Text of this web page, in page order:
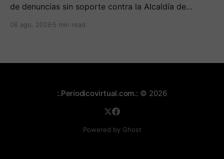
de denuncias sin soporte contra la Alcaldía de
revelan acuerdos por 140 millones de pesos con el
06 ago. 2026 5 min read
:.Periodicovirtual.com.: © 2026
Powered by Ghost